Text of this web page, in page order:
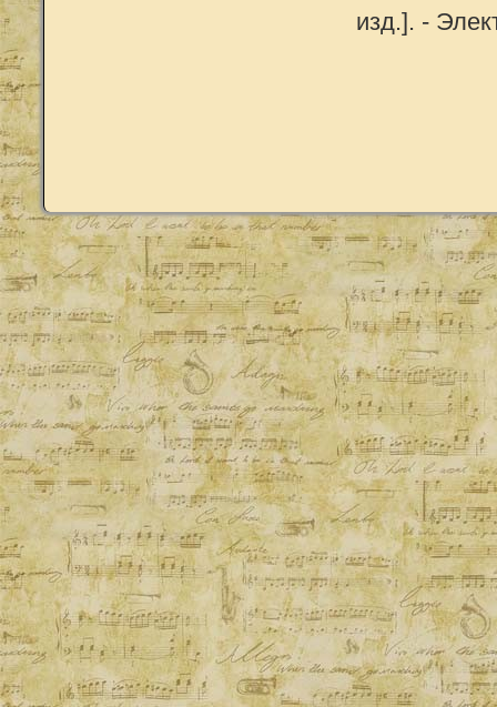
изд.]. -